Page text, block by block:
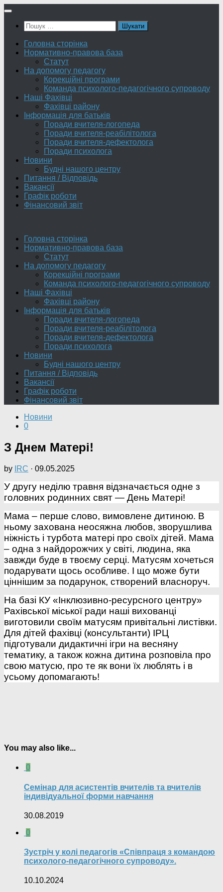
Skip
contentПошук:
Головна сторінка
Нормативно-правова база
Статут
На допомогу педагогу
Корекційні програми
Команда психолого-педагогічного супроводу
Наші Фахівці
Фахівці району
Інформація для батьків
Поради вчителя-логопеда
Поради вчителя-реабілітолога
Поради вчителя-дефектолога
Поради психолога
Новини
Будні нашого центру
Питання / Відповідь
Вакансії
Графік роботи
Фінансовий звіт
Головна сторінка
Нормативно-правова база
Статут
На допомогу педагогу
Корекційні програми
Команда психолого-педагогічного супроводу
Наші Фахівці
Фахівці району
Інформація для батьків
Поради вчителя-логопеда
Поради вчителя-реабілітолога
Поради вчителя-дефектолога
Поради психолога
Новини
Будні нашого центру
Питання / Відповідь
Вакансії
Графік роботи
Фінансовий звіт
Новини
0
З Днем Матері!
by IRC · 09.05.2025
У другу неділю травня відзначається одне з
головних родинних свят — День Матері!
Мама – перше слово, вимовлене дитиною. В
ньому захована неосяжна любов, зворушлива
ніжність і турбота матері про своїх дітей. Мама
– одна з найдорожчих у світі, людина, яка
завжди буде в твоєму серці. Матусям хочеться
подарувати щось особливе. І що може бути
ціннішим за подарунок, створений власноруч.
На базі КУ «Інклюзивно-ресурсного центру»
Рахівської міської ради наші вихованці
виготовили своїм матусям привітальні листівки.
Для дітей фахівці (консультанти) ІРЦ
підготували дидактичні ігри на весняну
тематику, а також кожна дитина розповіла про
свою матусю, про те як вони їх люблять і в
усьому допомагають!
You may also like...
0
Семінар для асистентів вчителів та вчителів
індивідуальної форми навчання
30.08.2019
0
Зустріч у колі педагогів «Співпраця з командою
психолого-педагогічного супроводу».
10.10.2024